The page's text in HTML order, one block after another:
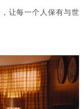
让每一个人保有与世